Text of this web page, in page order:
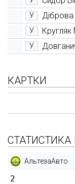
У
У
У
КАРТКИ
АльтезаАвто
2